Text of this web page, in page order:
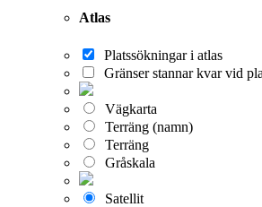
Atlas
Platssökningar i atlas
Gränser stannar kvar vid
Vägkarta
Terräng (namn)
Terräng
Gråskala
Satellit